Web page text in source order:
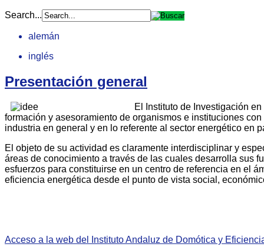
Search...
alemán
inglés
Presentación general
El Instituto de Investigación
formación y asesoramiento de organismos e instituciones
industria en general y en lo referente al sector energético en
El objeto de su actividad es claramente interdisciplinar y
áreas de conocimiento a través de las cuales desarrolla sus
esfuerzos para constituirse en un centro de referencia en el
eficiencia energética desde el punto de vista social,
Acceso a la web del Instituto Andaluz de Domótica y